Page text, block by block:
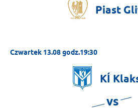
Piast
Czwartek 13.08 godz.19:30
KÍ
vs